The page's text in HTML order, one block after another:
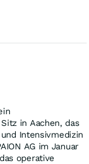
in Aachen, das
Intensivmedizin
AG im Januar
operative